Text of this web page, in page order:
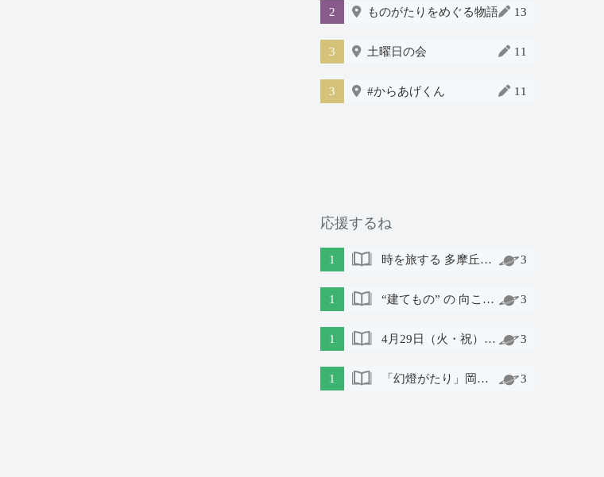
2 ものがたりをめぐる物語 13
3 土曜日の会 11
3 #からあげくん 11
応援するね
1 時を旅する 多摩丘陵 明治元年～｜土曜日の会 第６話 3
1 “建てもの” の 向こう側には 諏訪 がある 3
1 4月29日（火・祝）上映会「そういうわけで」〜障がいのある人と地域の人が演劇づくりに取り組んだ記録〜 3
1 「幻燈がたり」岡谷編 8.6Sat、8.7Sun 3